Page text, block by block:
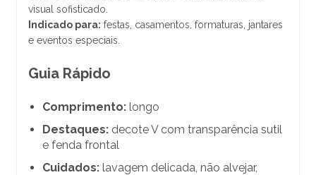
visual sofisticado.
Indicado para: festas, casamentos, formaturas, jantares
e eventos especiais.
Guia Rápido
Comprimento: longo
Destaques: decote V com transparência sutil
e fenda frontal
Cuidados: lavagem delicada, não alvejar,